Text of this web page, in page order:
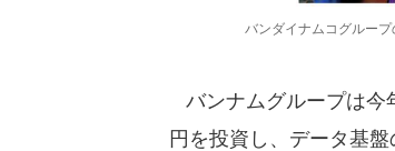
バンダイナムコグルー
バンナムグループは今
円を投資し、データ基